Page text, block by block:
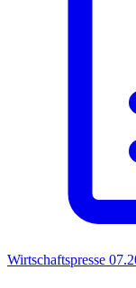
Wirtschaftspresse